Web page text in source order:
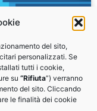
del sito,
personalizzati. Se
tutti i cookie,
su “Rifiuta”) verranno
del sito. Cliccando
le finalità dei cookie
per il tuo